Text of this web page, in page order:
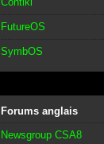
FutureOS
SymbOS
Forums anglais
Newsgroup CSA8